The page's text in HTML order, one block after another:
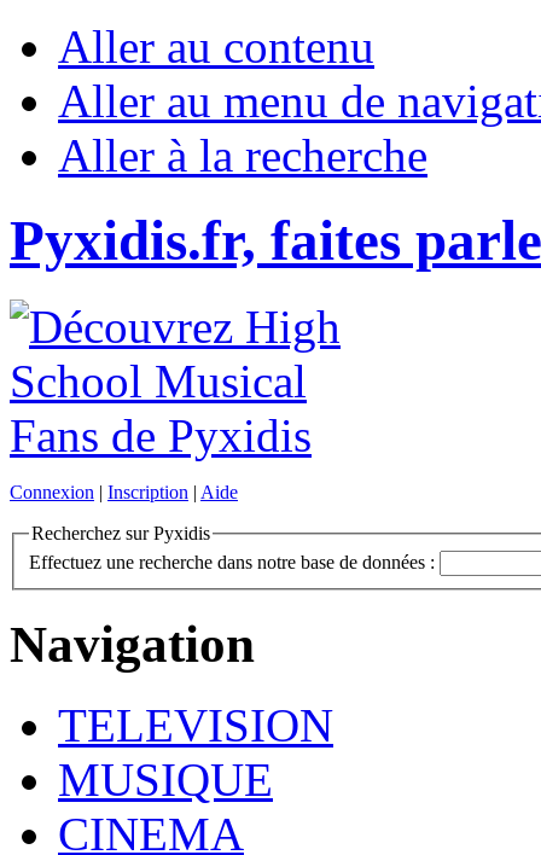
Aller au contenu
Aller au menu de
Aller à la recherche
Pyxidis.fr, faites
Connexion | Inscription | Aide
Recherchez sur Pyxidis
Effectuez une recherche dans notre base de données :
Navigation
TELEVISION
MUSIQUE
CINEMA